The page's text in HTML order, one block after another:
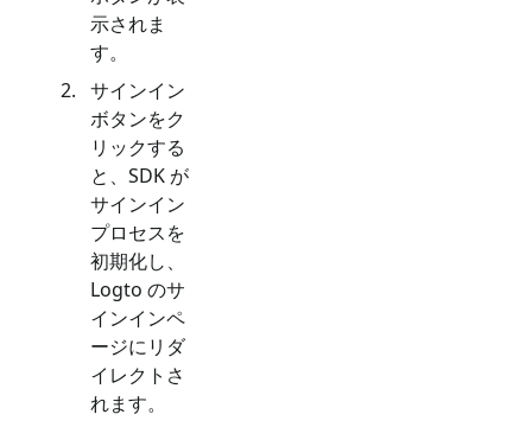
示されま
す。
サインイン
ボタンをク
リックする
と、SDK が
サインイン
プロセスを
初期化し、
Logto のサ
インインペ
ージにリダ
イレクトさ
れます。